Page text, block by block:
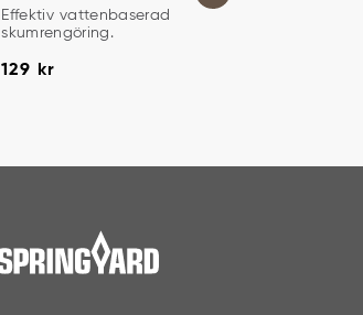
SKUMRENGÖRING
Effektiv vattenbaserad
skumrengöring.
Pris :
129 kr